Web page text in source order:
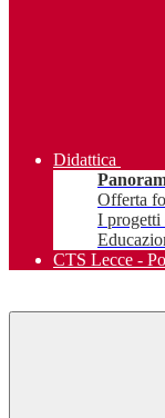
Didattica
Offerta
I progetti
CTS Lecce -